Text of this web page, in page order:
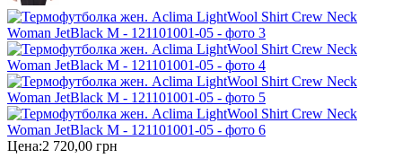
Цена:2 720,00 грн